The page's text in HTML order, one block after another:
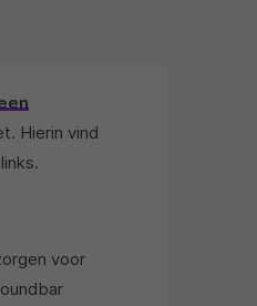
Hierin vind
voor